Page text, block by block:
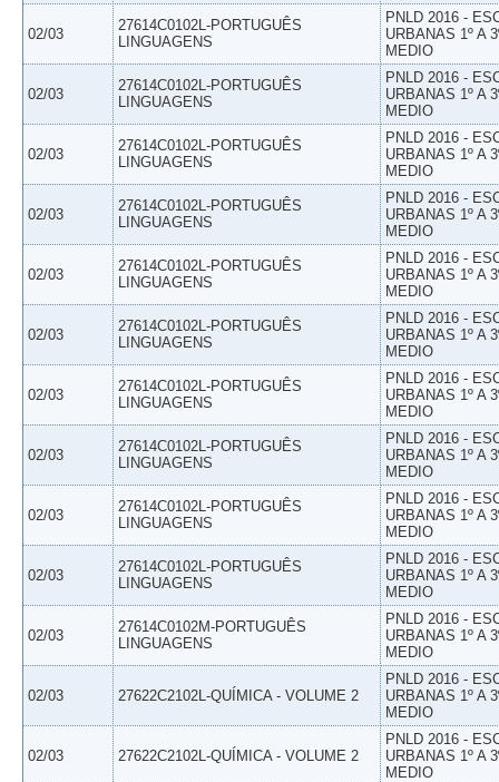
02/03
27614C0102L-PORTUGUÊS
LINGUAGENS
PNLD 2016 -
URBANAS 1º A
MEDIO
02/03
27614C0102L-PORTUGUÊS
LINGUAGENS
PNLD 2016 -
URBANAS 1º A
MEDIO
02/03
27614C0102L-PORTUGUÊS
LINGUAGENS
PNLD 2016 -
URBANAS 1º A
MEDIO
02/03
27614C0102L-PORTUGUÊS
LINGUAGENS
PNLD 2016 -
URBANAS 1º A
MEDIO
02/03
27614C0102L-PORTUGUÊS
LINGUAGENS
PNLD 2016 -
URBANAS 1º A
MEDIO
02/03
27614C0102L-PORTUGUÊS
LINGUAGENS
PNLD 2016 -
URBANAS 1º A
MEDIO
02/03
27614C0102L-PORTUGUÊS
LINGUAGENS
PNLD 2016 -
URBANAS 1º A
MEDIO
02/03
27614C0102L-PORTUGUÊS
LINGUAGENS
PNLD 2016 -
URBANAS 1º A
MEDIO
02/03
27614C0102L-PORTUGUÊS
LINGUAGENS
PNLD 2016 -
URBANAS 1º A
MEDIO
02/03
27614C0102L-PORTUGUÊS
LINGUAGENS
PNLD 2016 -
URBANAS 1º A
MEDIO
02/03
27614C0102M-PORTUGUÊS
LINGUAGENS
PNLD 2016 -
URBANAS 1º A
MEDIO
02/03 27622C2102L-QUÍMICA - VOLUME 2
PNLD 2016 -
URBANAS 1º A
MEDIO
02/03 27622C2102L-QUÍMICA - VOLUME 2
PNLD 2016 -
URBANAS 1º A
MEDIO